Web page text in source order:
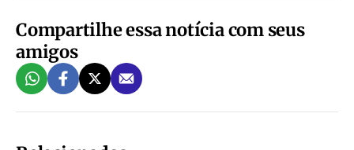
Compartilhe essa notícia com seus
amigos